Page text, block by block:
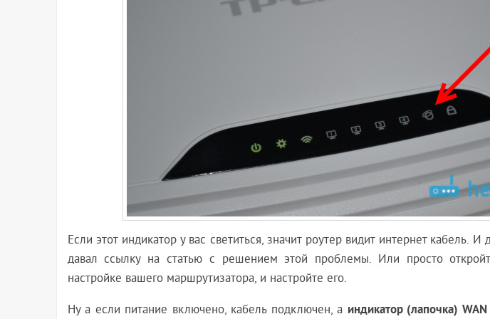
Если этот индикатор у вас светиться, значит роутер видит интернет кабель.
давал ссылку на статью с решением этой проблемы. Или просто
настройке вашего маршрутизатора, и настройте его.
Ну а если питание включено, кабель подключен, а индикатор (лапочка)